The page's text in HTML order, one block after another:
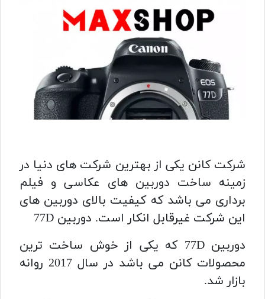
شرکت کانن یکی از بهترین شرکت های دنیا در
زمینه ساخت دوربین های عکاسی و فیلم
برداری می باشد که کیفیت بالای دوربین های
این شرکت غیرقابل انکار است. دوربین 77D
دوربین 77D که یکی از خوش ساخت ترین
محصولات کانن می باشد در سال 2017 روانه
بازار شد.